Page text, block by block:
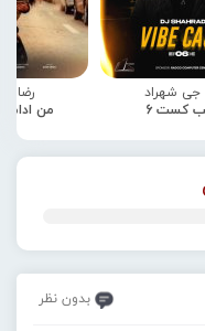
شهراد
کست 6
رضا
من
بدون نظر